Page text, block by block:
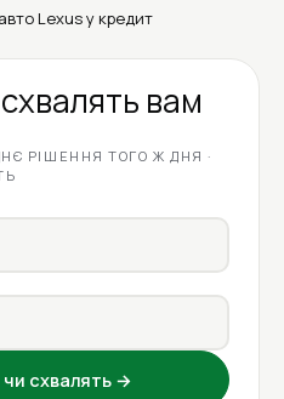
авто Lexus у кредит
вам
РІШЕННЯ ТОГО Ж ДНЯ ·
чи схвалять →